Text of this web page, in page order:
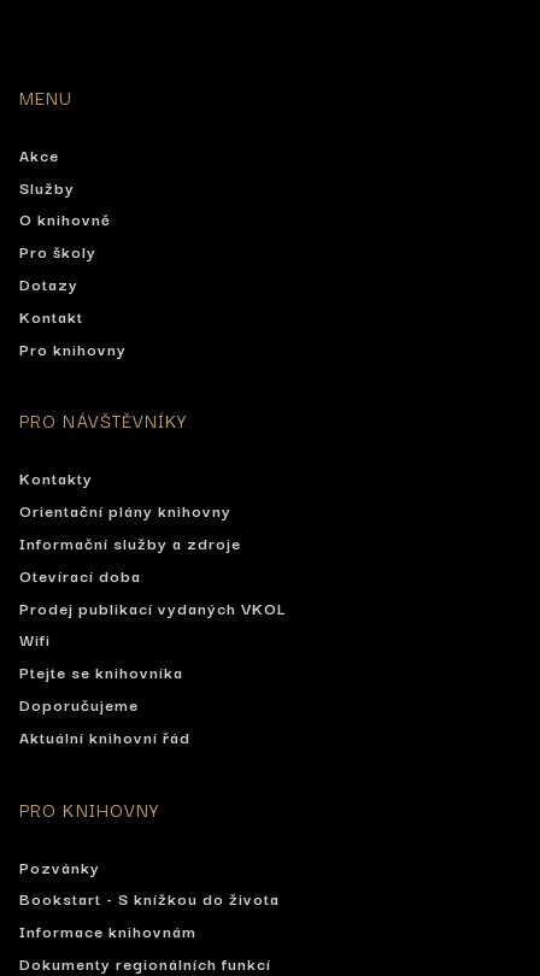
MENU
Akce
Služby
O knihovně
Pro školy
Dotazy
Kontakt
Pro knihovny
PRO NÁVŠTĚVNÍKY
Kontakty
Orientační plány knihovny
Informační služby a zdroje
Otevírací doba
Prodej publikací vydaných VKOL
Wifi
Ptejte se knihovníka
Doporučujeme
Aktuální knihovní řád
PRO KNIHOVNY
Pozvánky
Bookstart - S knížkou do života
Informace knihovnám
Dokumenty regionálních funkcí